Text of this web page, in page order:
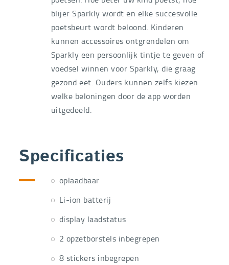
blijer Sparkly wordt en elke succesvolle
poetsbeurt wordt beloond. Kinderen
kunnen accessoires ontgrendelen om
Sparkly een persoonlijk tintje te geven of
voedsel winnen voor Sparkly, die graag
gezond eet. Ouders kunnen zelfs kiezen
welke beloningen door de app worden
uitgedeeld.
Specificaties
oplaadbaar
Li-ion batterij
display laadstatus
2 opzetborstels inbegrepen
8 stickers inbegrepen